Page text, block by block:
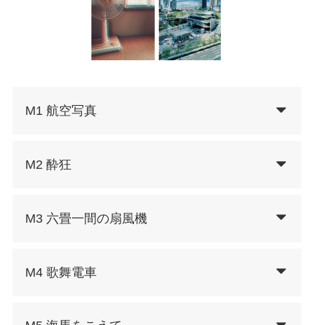
M1 航空写真
M2 酔狂
M3 六畳一間の扇風機
M4 歌舞電車